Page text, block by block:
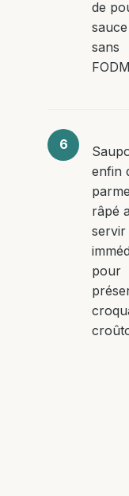
de
sans
enfin
râpé
servir
pour